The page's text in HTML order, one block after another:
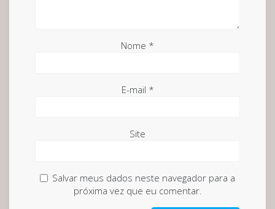
Nome *
E-mail *
Site
Salvar meus dados neste navegador para a
próxima vez que eu comentar.